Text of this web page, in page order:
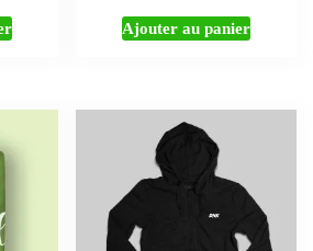
actuel
Ajouter au panier